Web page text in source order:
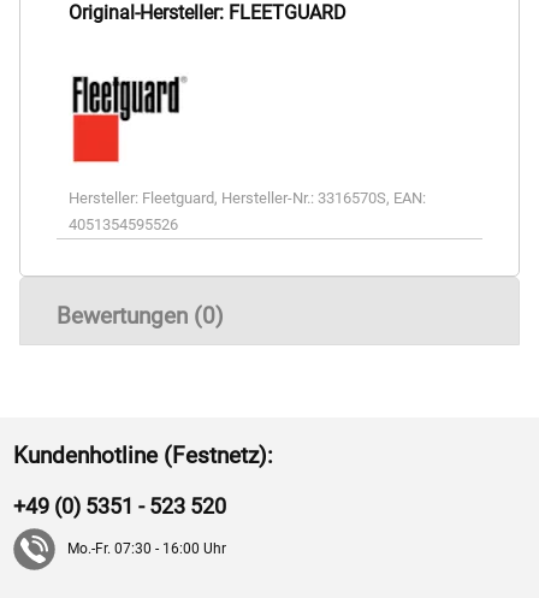
Original-Hersteller: FLEETGUARD
Hersteller: Fleetguard , Hersteller-Nr.: 3316570S, EAN:
4051354595526
Bewertungen (0)
Kundenhotline (Festnetz):
+49 (0) 5351 - 523 520
Mo.-Fr. 07:30 - 16:00 Uhr